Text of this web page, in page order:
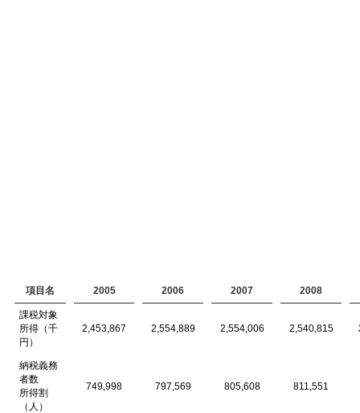
項目名 2005 2006 2007 2008
課税対象
所得（千
円）
2,453,867 2,554,889 2,554,006 2,540,815
納税義務
者数
所得割
（人）
749,998 797,569 805,608 811,551